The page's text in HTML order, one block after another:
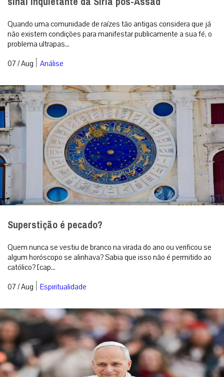
Quando uma comunidade de raízes tão antigas considera que já
não existem condições para manifestar publicamente a sua fé, o
problema ultrapas...
07 / Aug | Análise
Superstição é pecado?
Quem nunca se vestiu de branco na virada do ano ou verificou se
algum horóscopo se alinhava? Sabia que isso não é permitido ao
católico? [cap...
07 / Aug | Espiritualidade